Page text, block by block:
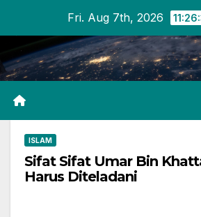
content
Fri. Aug 7th, 2026
ISLAM
Sifat Sifat Umar Bin
Harus Diteladani